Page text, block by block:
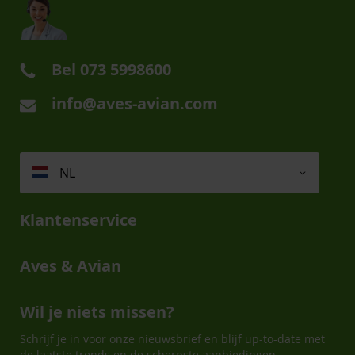
Bel 073 5998600
info@aves-avian.com
NL
Klantenservice
Aves & Avian
Wil je niets missen?
Schrijf je in voor onze nieuwsbrief en blijf up-to-date met